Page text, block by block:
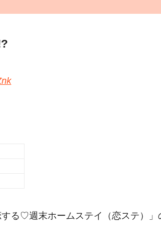
る♡週末ホームステイ（恋ステ）」